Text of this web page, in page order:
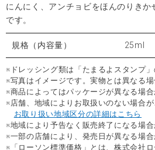
にんにく、アンチョビをほんのりき
です。
規格（内容量） 25ml
※ドレッシング類は「たまるよスタンプ」
※写真はイメージです。実物とは異なる場
※商品によってはパッケージが異なる場合
※店舗、地域によりお取扱いのない場合が
お取り扱い地域区分の詳細はこちら
※地域により予告なく販売終了になる場合
※一部の店舗により、発売日が異なる場合
※「ローソン標準価格」とは、株式会社